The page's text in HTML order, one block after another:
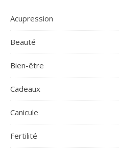
Acupression
Beauté
Bien-être
Cadeaux
Canicule
Fertilité